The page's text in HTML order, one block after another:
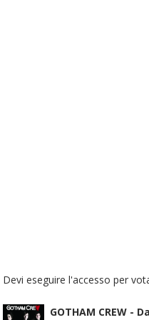
Devi eseguire l'accesso per
GOTHAM CREW -